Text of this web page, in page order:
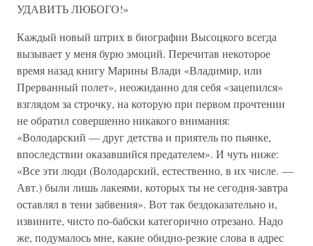
УДАВИТЬ ЛЮБОГО!»
Каждый новый штрих в биографии Высоцкого всегда
вызывает у меня бурю эмоций. Перечитав некоторое
время назад книгу Марины Влади «Владимир, или
Прерванный полет», неожиданно для себя «зацепился»
взглядом за строчку, на которую при первом прочтении
не обратил совершенно никакого внимания:
«Володарский — друг детства и приятель по пьянке,
впоследствии оказавшийся предателем». И чуть ниже:
«Все эти люди (Володарский, естественно, в их числе. —
Авт.) были лишь лакеями, которых ты не сегодня-завтра
оставлял в тени забвения». Вот так бездоказательно и,
извините, чисто по-бабски категорично отрезано. Надо
же, подумалось мне, какие обидно-резкие слова в адрес